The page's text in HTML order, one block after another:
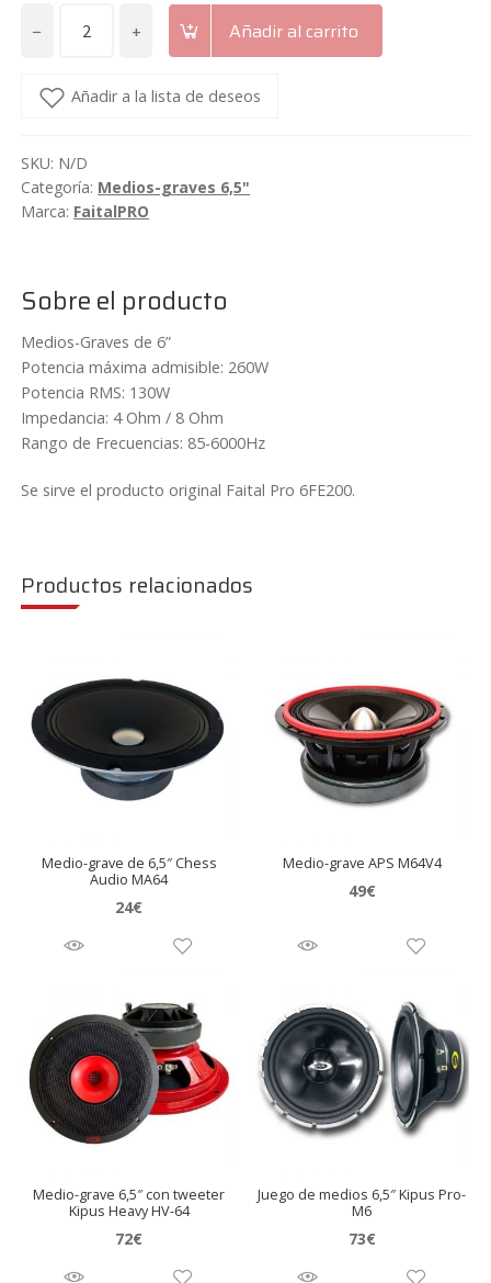
−
grave
6"
Scorpion
Audio
+ Añadir al carrito
Añadir a la lista de deseos
SKU: N/D
Categoría: Medios-graves 6,5"
Marca: FaitalPRO
Sobre el producto
Medios-Graves de 6”
Potencia máxima admisible: 260W
Potencia RMS: 130W
Impedancia: 4 Ohm / 8 Ohm
Rango de Frecuencias: 85-6000Hz
Se sirve el producto original Faital Pro 6FE200.
Productos relacionados
Medio-grave de 6,5″ Chess
Audio MA64
24€
Medio-grave APS M64V4
49€
Medio-grave 6,5″ con tweeter
Kipus Heavy HV-64
72€
Juego de medios 6,5″ Kipus Pro-
M6
73€